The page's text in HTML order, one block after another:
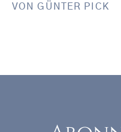
VONGÜNTER PICK